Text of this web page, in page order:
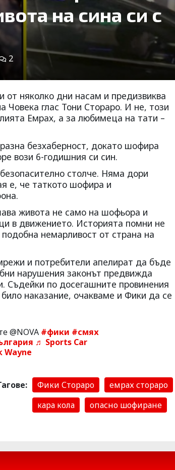
на сина си с
2
няколко дни насам и предизвиква
Човека глас Тони Стораро. И не, този
Емрах, а за любимеца на тати –
безхаберност, докато шофира
вози 6-годишния си син.
столче. Няма дори
е, че таткото шофира и
живота не само на шофьора и
в движението. Историята помни не
немарливост от страна на
и потребители апелират да бъде
нарушения законът предвижда
Съдейки по досегашните провинения
наказание, очакваме и Фики да се
@NOVA #фики #смях
♬ Sports Car
Wayne
Фики Стораро
емрах стораро
кара кола
опасно шофиране